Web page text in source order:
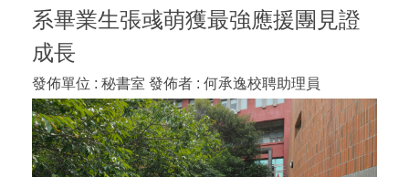
系畢業生張彧萌獲最強應援團見證
成長
發佈單位 : 秘書室 發佈者 : 何承逸校聘助理員